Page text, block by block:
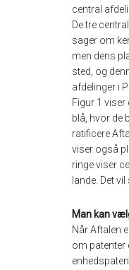
central
De tre
sager om
men dens
sted, og
afdelinger i
Figur 1 viser
blå, hvor de
ratificere
viser også
ringe viser
lande. Det
Man kan
Når Aftalen
om patenter